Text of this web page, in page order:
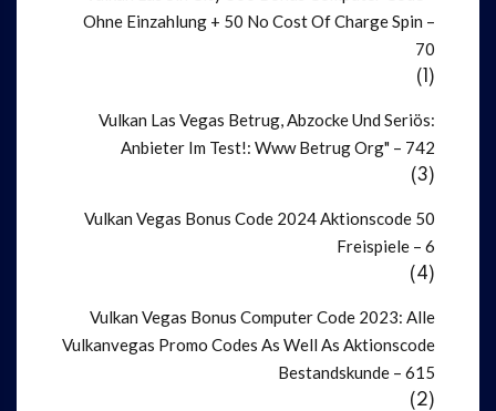
Ohne Einzahlung + 50 No Cost Of Charge Spin –
70
(1)
Vulkan Las Vegas Betrug, Abzocke Und Seriös:
Anbieter Im Test!: Www Betrug Org" – 742
(3)
Vulkan Vegas Bonus Code 2024 Aktionscode 50
Freispiele – 6
(4)
Vulkan Vegas Bonus Computer Code 2023: Alle
Vulkanvegas Promo Codes As Well As Aktionscode
Bestandskunde – 615
(2)